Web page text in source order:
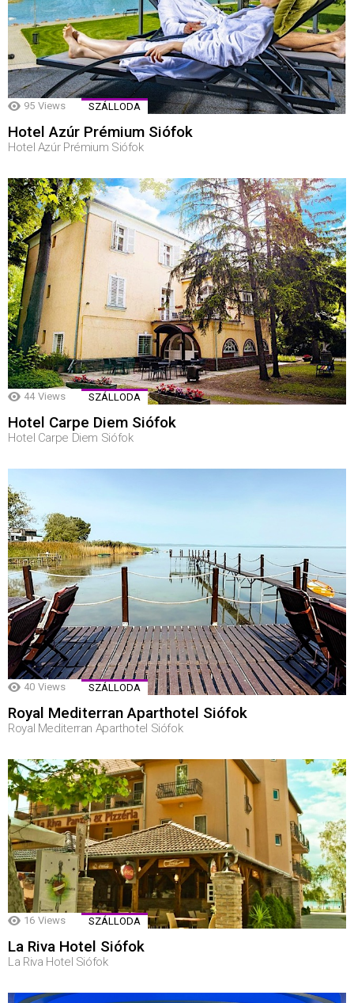
95 Views SZÁLLODA
Hotel Azúr Prémium Siófok
Hotel Azúr Prémium Siófok
44 Views SZÁLLODA
Hotel Carpe Diem Siófok
Hotel Carpe Diem Siófok
40 Views SZÁLLODA
Royal Mediterran Aparthotel Siófok
Royal Mediterran Aparthotel Siófok
16 Views SZÁLLODA
La Riva Hotel Siófok
La Riva Hotel Siófok